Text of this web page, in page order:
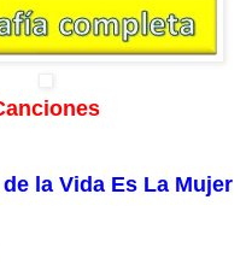
la Vida Es La Mujer